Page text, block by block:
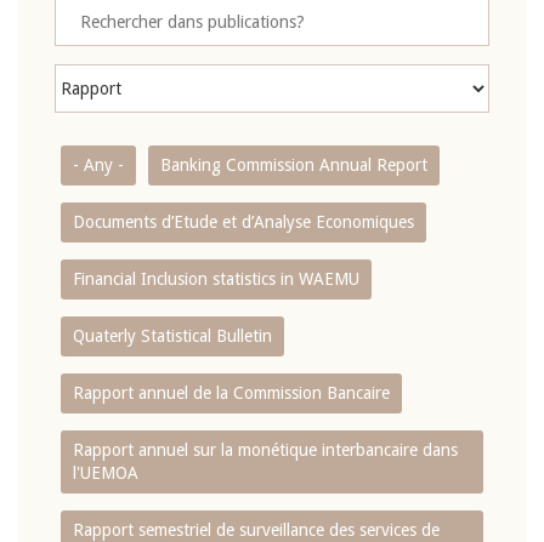
- Any - Banking Commission Annual Report
Documents d’Etude et d’Analyse Economiques
Financial Inclusion statistics in WAEMU
Quaterly Statistical Bulletin
Rapport annuel de la Commission Bancaire
Rapport annuel sur la monétique interbancaire dans
l'UEMOA
Rapport semestriel de surveillance des services de